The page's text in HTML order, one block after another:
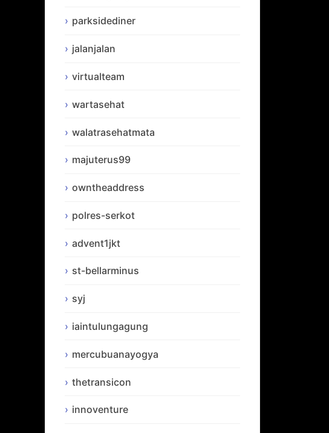
parksidediner
jalanjalan
virtualteam
wartasehat
walatrasehatmata
majuterus99
owntheaddress
polres-serkot
advent1jkt
st-bellarminus
syj
iaintulungagung
mercubuanayogya
thetransicon
innoventure